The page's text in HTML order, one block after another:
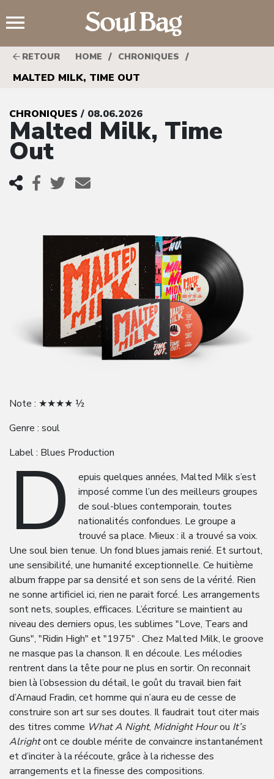
RETOUR HOME / CHRONIQUES /
MALTED MILK, TIME OUT
CHRONIQUES / 08.06.2026
Malted Milk, Time
Out
Note : ★★★★ ½
Genre : soul
Label : Blues Production
D
epuis quelques années, Malted Milk s’est
imposé comme l’un des meilleurs groupes
de soul-blues contemporain, toutes
nationalités confondues. Le groupe a
trouvé sa place. Mieux : il a trouvé sa voix.
Une soul bien tenue. Un fond blues jamais renié. Et surtout,
une sensibilité, une humanité exceptionnelle. Ce huitième
album frappe par sa densité et son sens de la vérité. Rien
ne sonne artificiel ici, rien ne parait forcé. Les arrangements
sont nets, souples, efficaces. L’écriture se maintient au
niveau des derniers opus, les sublimes ″Love, Tears and
Guns″, ″Ridin High″ et ″1975″ . Chez Malted Milk, le groove
ne masque pas la chanson. Il en découle. Les mélodies
rentrent dans la tête pour ne plus en sortir. On reconnait
bien là l’obsession du détail, le goût du travail bien fait
d’Arnaud Fradin, cet homme qui n’aura eu de cesse de
construire son art sur ses doutes. Il faudrait tout citer mais
des titres comme What A Night, Midnight Hourou It’s
Alrightont ce double mérite de convaincre instantanément
et d’inciter à la réécoute, grâce à la richesse des
arrangements et la finesse des compositions.